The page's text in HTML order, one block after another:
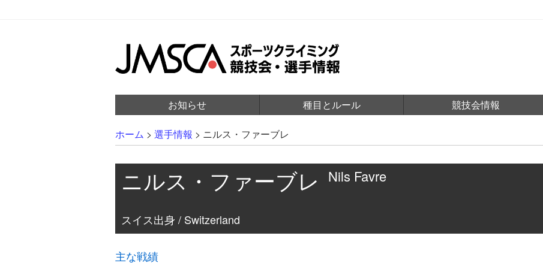
お知らせ 種目とルール 競技会情報
ホーム > 選手情報 > ニルス・ファーブレ
ニルス・ファーブレ Nils Favre
スイス出身 / Switzerland
主な戦績